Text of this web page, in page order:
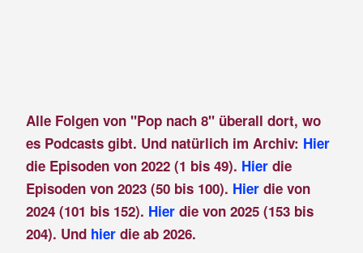
Alle Folgen von "Pop nach 8" überall dort, wo
es Podcasts gibt. Und natürlich im Archiv: Hier
die Episoden von 2022 (1 bis 49). Hierdie
Episoden von 2023 (50 bis 100). Hier die von
2024 (101 bis 152). Hier die von 2025 (153 bis
204). Und hier die ab 2026.